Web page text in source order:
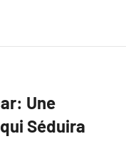
Une
Séduira